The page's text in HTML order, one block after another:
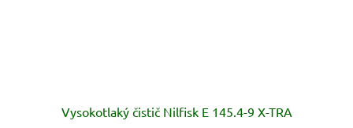
Vysokotlaký čistič Nilfisk E 145.4-9 X-TRA